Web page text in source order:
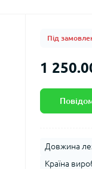
Під
1
Довжина
Країна